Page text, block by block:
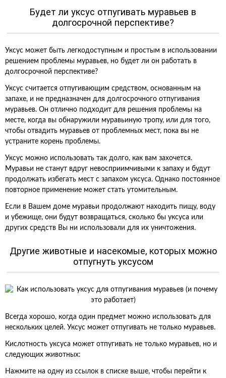
Будет ли уксус отпугивать муравьев в
долгосрочной перспективе?
Уксус может быть легкодоступным и простым в использовании
решением проблемы муравьев, но будет ли он работать в
долгосрочной перспективе?
Уксус считается отпугивающим средством, основанным на
запахе, и не предназначен для долгосрочного отпугивания
муравьев. Он отлично подходит для решения проблемы на
месте, когда вы обнаружили муравьиную тропу, или для того,
чтобы отвадить муравьев от проблемных мест, пока вы не
устраните корень проблемы.
Уксус можно использовать так долго, как вам захочется.
Муравьи не станут вдруг невосприимчивыми к запаху и будут
продолжать избегать мест с запахом уксуса. Однако постоянное
повторное применение может стать утомительным.
Если в Вашем доме муравьи продолжают находить пищу, воду
и убежище, они будут возвращаться, сколько бы уксуса или
других средств Вы ни использовали для их уничтожения.
Другие животные и насекомые, которых можно
отпугнуть уксусом
Всегда хорошо, когда один предмет можно использовать для
нескольких целей. Уксус может отпугивать не только муравьев.
Кислотность уксуса может отпугивать не только муравьев, но и
следующих животных:
Нажмите на одну из ссылок в списке выше, чтобы перейти к